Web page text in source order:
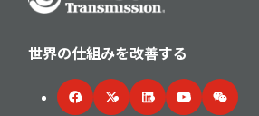
世界の仕組みを改善する
FacebookTwitterLinkedInYouTubeWeChat